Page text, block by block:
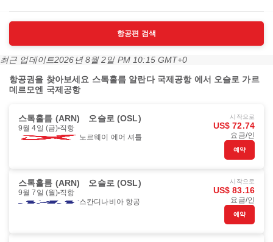
항공편 검색
최근 업데이트2026년 8월 2일 PM 10:15 GMT+0
항공권을 찾아보세요 스톡홀름 알란다 국제공항 에서 오슬로 가르
데르모엔 국제공항
스톡홀름 (ARN) 오슬로 (OSL)
9월 4일 (금) 직항
노르웨이 에어 셔틀
시작으로
US$ 72.74
요금/인
예약
스톡홀름 (ARN) 오슬로 (OSL)
9월 7일 (월) 직항
스칸디나비아 항공
시작으로
US$ 83.16
요금/인
예약